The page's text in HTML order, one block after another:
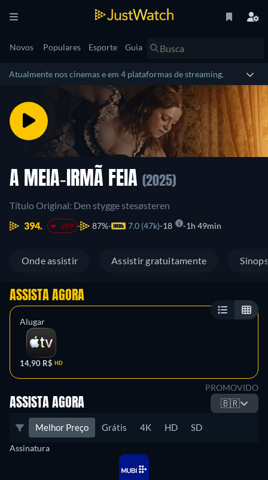
Novos Populares Esporte Guia
Atualmente nos cinemas e em 4 plataformas de streaming.
A MEIA-IRMÃ FEIA (2025)
Título Original: Den stygge stesøsteren
394.
-289 87% 7.0 (47k) 18 1h 49min
Onde assistir Assistir gratuitamente
ASSISTA AGORA
Alugar
14,90 R$ HD
PROMOVIDO
ASSISTA AGORA 🇧🇷
Melhor Preço Grátis 4K HD SD
Assinatura